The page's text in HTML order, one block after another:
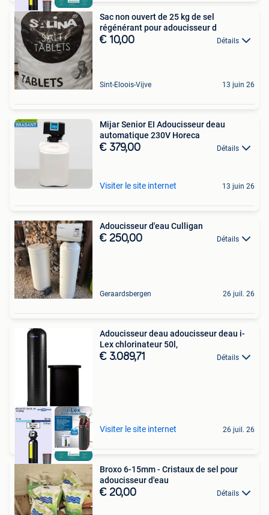
Sac non ouvert de 25 kg de sel
régénérant pour adoucisseur d
€ 10,00 Détails
Sint-Eloois-Vijve 13 juin 26
Mijar Senior EI Adoucisseur deau
automatique 230V Horeca
€ 379,00 Détails
Visiter le site internet 13 juin 26
Adoucisseur d'eau Culligan
€ 250,00 Détails
Geraardsbergen 26 juil. 26
Adoucisseur deau adoucisseur deau i-
Lex chlorinateur 50l,
€ 3.089,71 Détails
Visiter le site internet 26 juil. 26
Broxo 6-15mm - Cristaux de sel pour
adoucisseur d'eau
€ 20,00 Détails